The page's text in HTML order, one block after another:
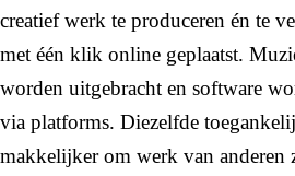
creatief werk te produceren én te
met één klik online geplaatst.
worden uitgebracht en software
via platforms. Diezelfde
makkelijker om werk van anderen